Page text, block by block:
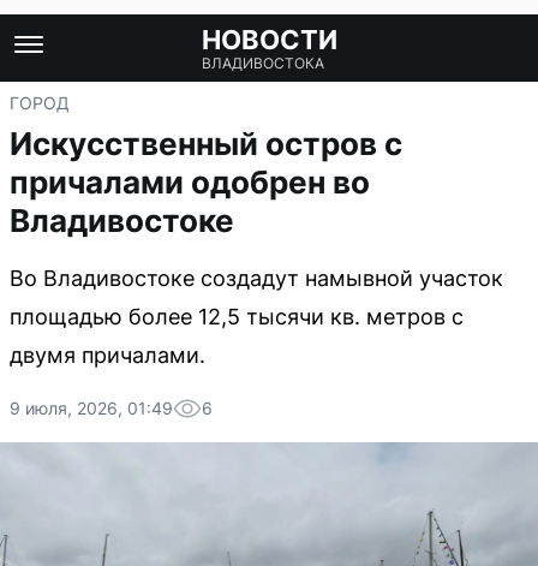
НОВОСТИ
ВЛАДИВОСТОКА
ГОРОД
Искусственный остров с
причалами одобрен во
Владивостоке
Во Владивостоке создадут намывной участок
площадью более 12,5 тысячи кв. метров с
двумя причалами.
9 июля, 2026, 01:49 6